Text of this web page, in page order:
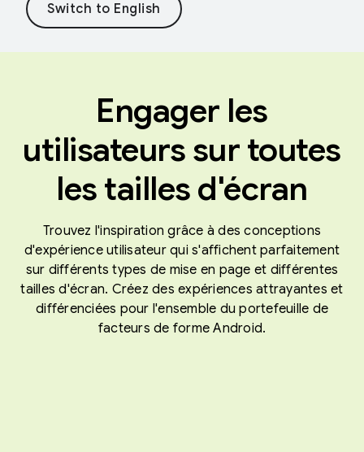
Engager les
utilisateurs sur toutes
les tailles d'écran
Trouvez l'inspiration grâce à des conceptions
d'expérience utilisateur qui s'affichent parfaitement
sur différents types de mise en page et différentes
tailles d'écran. Créez des expériences attrayantes et
différenciées pour l'ensemble du portefeuille de
facteurs de forme Android.